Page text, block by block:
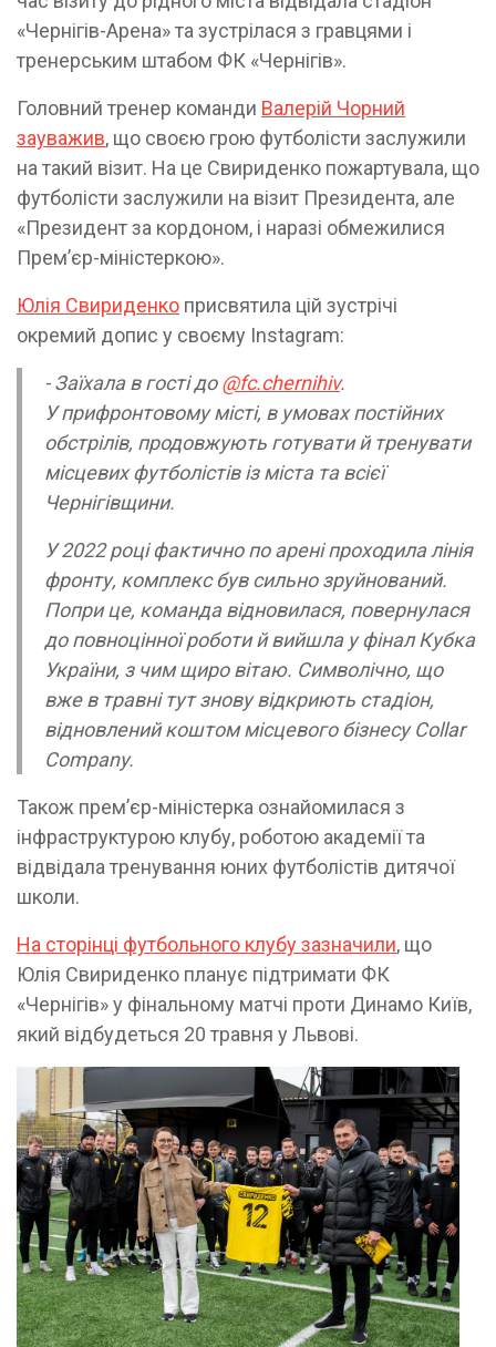
«Чернігів-Арена» та зустрілася з гравцями і
тренерським штабом ФК «Чернігів».
Головний тренер команди Валерій Чорний
зауважив, що своєю грою футболісти заслужили
на такий візит. На це Свириденко пожартувала, що
футболісти заслужили на візит Президента, але
«Президент за кордоном, і наразі обмежилися
Прем’єр-міністеркою».
Юлія Свириденко присвятила цій зустрічі
окремий допис у своєму Instagram:
- Заїхала в гості до@fc.chernihiv.
У прифронтовому місті, в умовах постійних
обстрілів, продовжують готувати й тренувати
місцевих футболістів із міста та всієї
Чернігівщини.
У 2022 році фактично по арені проходила лінія
фронту, комплекс був сильно зруйнований.
Попри це, команда відновилася, повернулася
до повноцінної роботи й вийшла у фінал Кубка
України, з чим щиро вітаю. Символічно, що
вже в травні тут знову відкриють стадіон,
відновлений коштом місцевого бізнесу Collar
Company.
Також прем’єр-міністерка ознайомилася з
інфраструктурою клубу, роботою академії та
відвідала тренування юних футболістів дитячої
школи.
На сторінці футбольного клубу зазначили, що
Юлія Свириденко планує підтримати ФК
«Чернігів» у фінальному матчі проти Динамо Київ,
який відбудеться 20 травня у Львові.